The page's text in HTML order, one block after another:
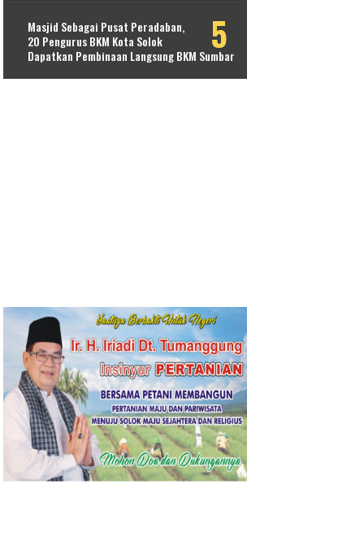
Masjid Sebagai Pusat Peradaban,
20 Pengurus BKM Kota Solok
Dapatkan Pembinaan Langsung BKM Sumbar